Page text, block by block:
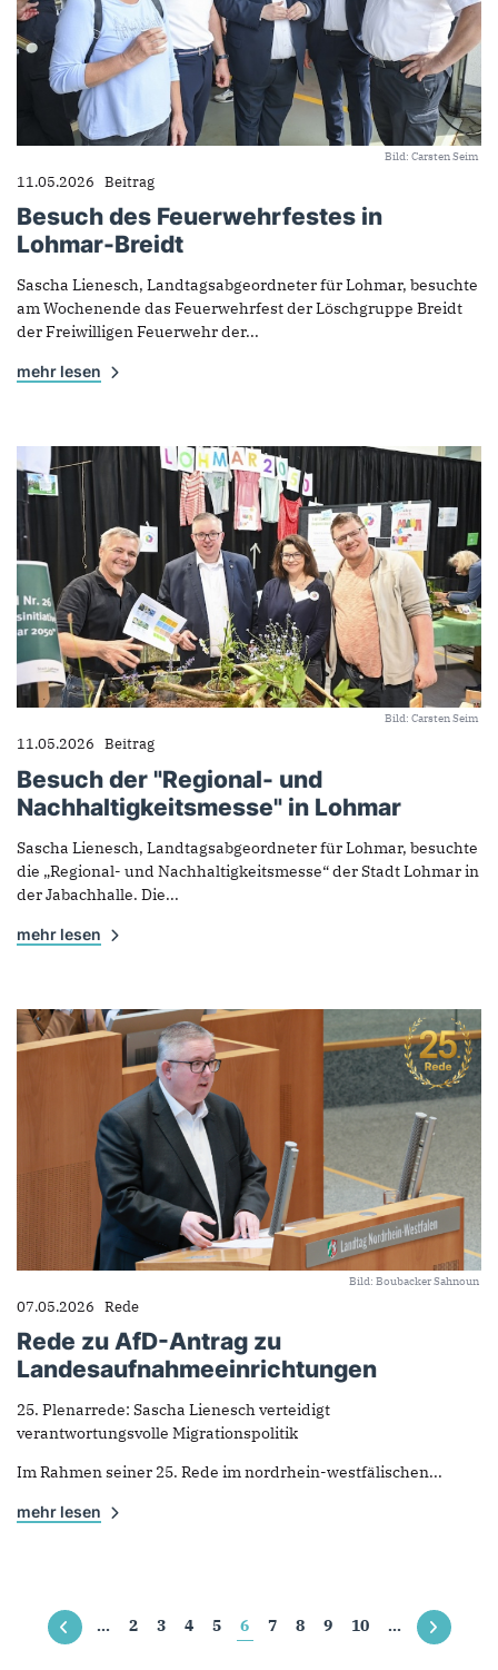
Bild: Carsten Seim
11.05.2026 Beitrag
Besuch des Feuerwehrfestes in
Lohmar-Breidt
Sascha Lienesch, Landtagsabgeordneter für Lohmar, besuchte
am Wochenende das Feuerwehrfest der Löschgruppe Breidt
der Freiwilligen Feuerwehr der...
mehr lesen
Bild: Carsten Seim
11.05.2026 Beitrag
Besuch der "Regional- und
Nachhaltigkeitsmesse" in Lohmar
Sascha Lienesch, Landtagsabgeordneter für Lohmar, besuchte
die „Regional- und Nachhaltigkeitsmesse“ der Stadt Lohmar in
der Jabachhalle. Die...
mehr lesen
Bild: Boubacker Sahnoun
07.05.2026 Rede
Rede zu AfD-Antrag zu
Landesaufnahmeeinrichtungen
25. Plenarrede: Sascha Lienesch verteidigt
verantwortungsvolle Migrationspolitik
Im Rahmen seiner 25. Rede im nordrhein-westfälischen...
mehr lesen
Seiten
… 2 3 4 5 6 7 8 9 10 …